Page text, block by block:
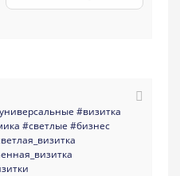
#визитка
#светлые #бизнес